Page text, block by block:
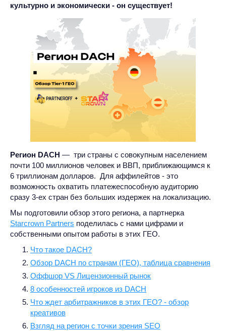
культурно и экономически - он существует!
Регион DACH — три страны с совокупным населением
почти 100 миллионов человек и ВВП, приближающимся к
6 триллионам долларов. Для аффилейтов - это
возможность охватить платежеспособную аудиторию
сразу 3-ех стран без больших издержек на локализацию.
Мы подготовили обзор этого региона, а партнерка
Starcrown Partners поделилась с нами цифрами и
собственными опытом работы в этих ГЕО.
Что такое DACH?
Обзор DACH по странам (ГЕО), таблица сравнения
Оффшор VS Лицензионный рынок
8 особенностей игроков из DACH
Что ждет арбитражников в этих ГЕО? - обзор
креативов
Взгляд на регион с точки зрения SEO